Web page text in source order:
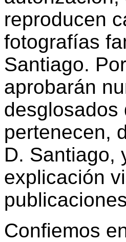
reproducen
fotografías
Santiago.
aprobarán
desglosados
pertenecen,
D. Santiago,
explicación
Confiemos